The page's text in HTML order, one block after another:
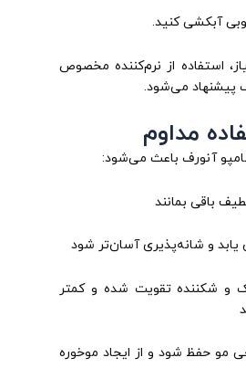
آبکشی کنید.
استفاده از نرم‌کننده مخصوص
می‌شود.
مداوم
آنورف باعث می‌شود:
باقی بمانند
و شانه‌پذیری آسان‌تر شود
و شکننده تقویت شده و کمتر
مو حفظ شود و از ایجاد موخوره